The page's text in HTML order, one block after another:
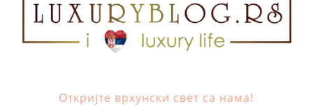
Откријте врхунски свет са нама!